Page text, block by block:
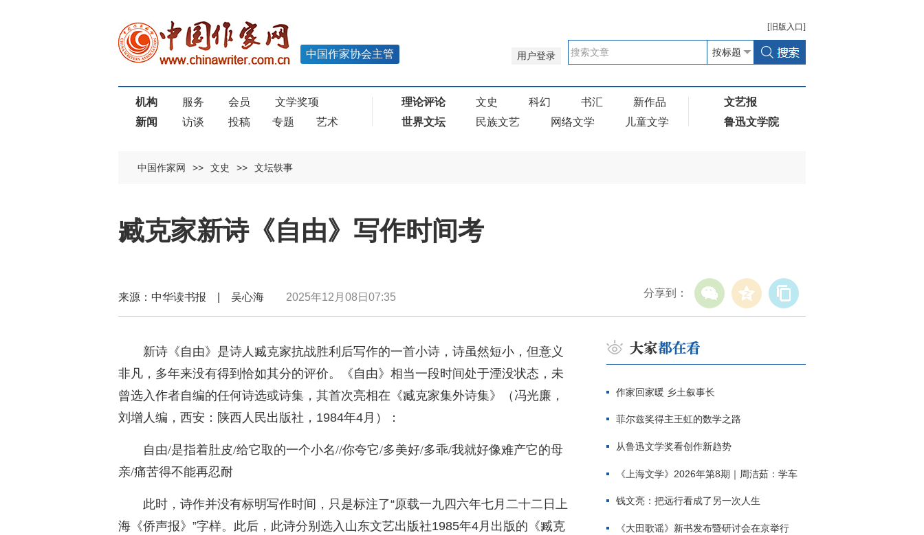
[ 旧版 入口]
用户登录
中国作家协会主管
机构 服务 会员
文学奖项
新闻
访谈 投稿 专题 艺术
理论评论 文史 科幻 书汇
新作品
世界文坛
民族文艺 网络文学 儿童文学
文艺报
鲁迅文学院
中国作家网 >> 文史 >> 文坛轶事
臧克家新诗《自由》写作时间考
分享到：
来源：中华读书报 | 吴心海 2025年12月08日07:35
新诗《自由》是诗人臧克家抗战胜利后写作的一首小诗，诗虽然短小，但意义
非凡，多年来没有得到恰如其分的评价。《自由》相当一段时间处于湮没状态，未
曾选入作者自编的任何诗选或诗集，其首次亮相在《臧克家集外诗集》（冯光廉，
刘增人编，西安：陕西人民出版社，1984年4月）：
自由/是指着肚皮/给它取的一个小名//你夸它/多美好/多乖/我就好像难产它的母
亲/痛苦得不能再忍耐
此时，诗作并没有标明写作时间，只是标注了“原载一九四六年七月二十二日上
海《侨声报》”字样。此后，此诗分别选入山东文艺出版社1985年4月出版的《臧克
作家回家暖 乡土叙事长
菲尔兹奖得主王虹的数学之路
从鲁迅文学奖看创作新趋势
《上海文学》2026年第8期｜周洁茹：学车
钱文亮：把远行看成了另一次人生
《大田歌谣》新书发布暨研讨会在京举行